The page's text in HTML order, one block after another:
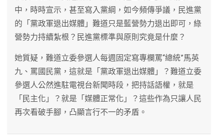
中，時時宣示，甚至寫入黨綱，如今頻傳爭議，民進黨
的「黨政軍退出媒體」難道只是藍營勢力退出即可，綠
營勢力持續紮根？民進黨標準與原則究竟是什麼？
她質疑，難道立委參選人每週固定寫專欄罵“總統”馬英
九、罵國民黨，這就是「黨政軍退出媒體」？難道立委
參選人公然進駐電視台新聞時段，把持話語權，就是
「民主化」？就是「媒體正常化」？這些作為只讓人民
再次看破手腳，凸顯言行不一的矛盾。